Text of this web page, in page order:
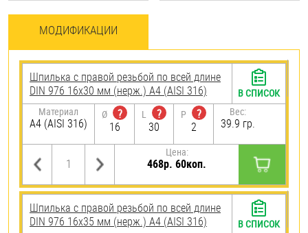
МОДИФИКАЦИИ
Шпилька с правой резьбой по всей длине
DIN 976 16х30 мм (нерж.) A4 (AISI 316)
Материал
A4 (AISI 316)
Ø
?
16
L
?
30
P
?
2
Вес:
39.9 гр.
Цена:
468р. 60коп.
В СПИСОК
Шпилька с правой резьбой по всей длине
DIN 976 16х35 мм (нерж.) A4 (AISI 316)
В СПИСОК